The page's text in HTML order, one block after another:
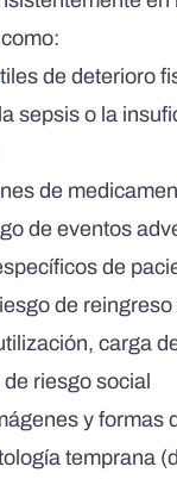
de deterioro
sepsis o la
de
de eventos
de
de
carga
riesgo social
y formas
temprana